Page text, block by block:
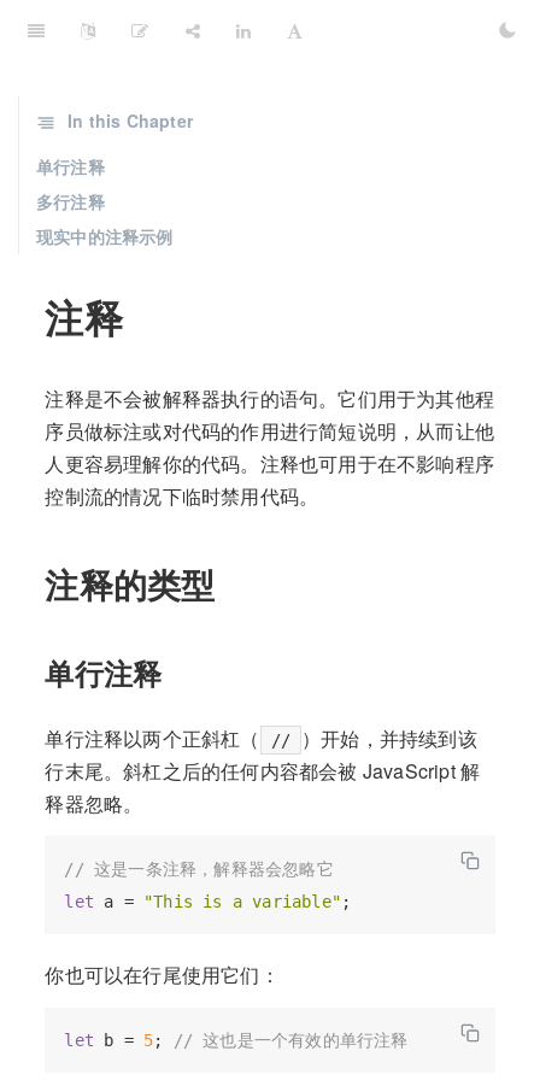
注释
注释是不会被解释器执行的语句。它们用于为其他程
序员做标注或对代码的作用进行简短说明，从而让他
人更容易理解你的代码。注释也可用于在不影响程序
控制流的情况下临时禁用代码。
注释的类型
单行注释
单行注释以两个正斜杠（ //
）开始，并持续到该
行末尾。斜杠之后的任何内容都会被 JavaScript 解
释器忽略。
// 这是一条注释，解释器会忽略它
let a = "This is a variable"
你也可以在行尾使用它们：
let b = 5; // 这也是一个有效的单行注释
In this Chapter
单行注释
多行注释
现实中的注释示例